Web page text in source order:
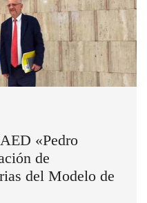
«Pedro
de
del Modelo de